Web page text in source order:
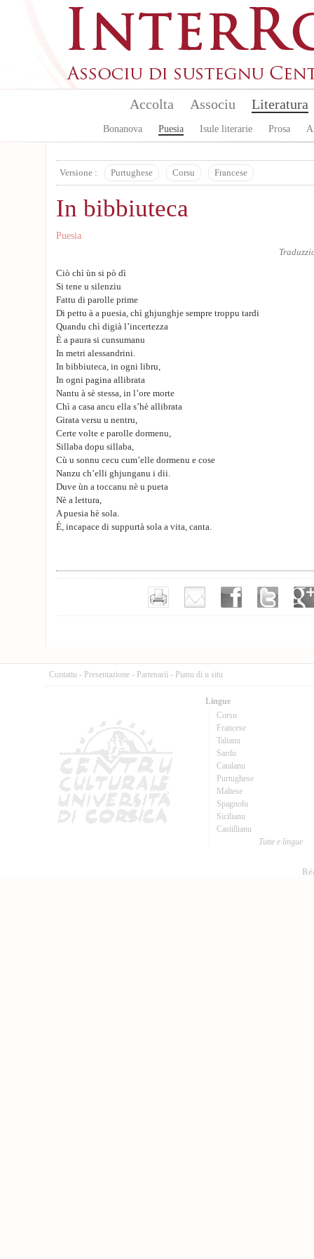
Accolta Associu Literatura
Bonanova Puesia Isule literarie Prosa
Versione : Purtughese Corsu Francese
In bibbiuteca
Puesia
Ciò chì ùn si pò dì
Si tene u silenziu
Fattu di parolle prime
Di pettu à a puesia, chì ghjunghje sempre troppu tardi
Quandu chì digià l’incertezza
È a paura si cunsumanu
In metri alessandrini.
In bibbiuteca, in ogni libru,
In ogni pagina allibrata
Nantu à sè stessa, in l’ore morte
Chì a casa ancu ella s’hè allibrata
Girata versu u nentru,
Certe volte e parolle dormenu,
Sillaba dopu sillaba,
Cù u sonnu cecu cum’elle dormenu e cose
Nanzu ch’elli ghjunganu i dii.
Duve ùn a toccanu nè u pueta
Nè a lettura,
A puesia hè sola.
È, incapace di suppurtà sola a vita, canta.
Cuntattu - Presentazione - Partenarii - Pianu di u situ
Lingue
Corsu
Francese
Talianu
Sardu
Catalanu
Purtughese
Maltese
Spagnolu
Sicilianu
Castillianu
Tutte e lingue